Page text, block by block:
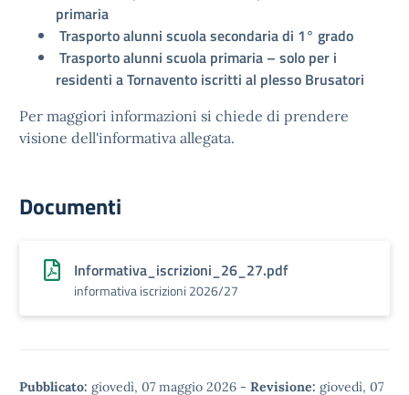
primaria
Trasporto alunni scuola secondaria di 1° grado
Trasporto alunni scuola primaria – solo per i
residenti a Tornavento iscritti al plesso Brusatori
Per maggiori informazioni si chiede di prendere
visione dell'informativa allegata.
Documenti
Informativa_iscrizioni_26_27.pdf
informativa iscrizioni 2026/27
Pubblicato: giovedì, 07 maggio 2026 - Revisione: giovedì, 07